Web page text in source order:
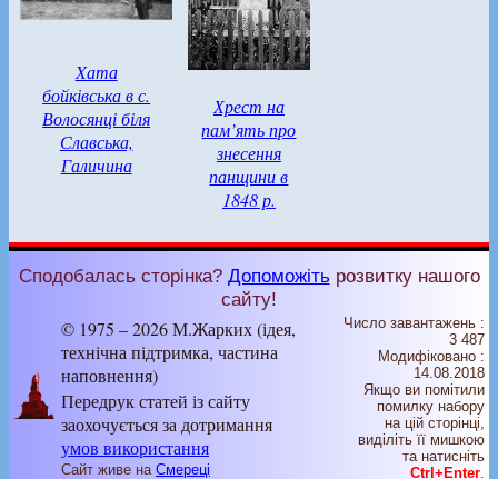
Xата
бойківська в с.
Волосянці біля
Славська,
Галичина
Хрест на
пам’ять про
знесення
панщини в
1848 р.
Сподобалась сторінка? Допоможітьрозвитку нашого
сайту!
© 1975 – 2026 М.Жарких (ідея,
технічна підтримка, частина
наповнення)
Передрук статей із сайту
заохочується за дотримання
умов використання
Сайт живе на Смереці
Число завантажень :
3 487
Модифіковано :
14.08.2018
Якщо ви помітили
помилку набору
на цiй сторiнцi,
видiлiть її мишкою
та натисніть
Ctrl+Enter.